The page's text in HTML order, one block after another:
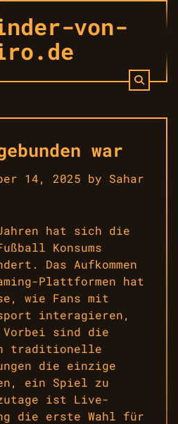
von-
war
14, 2025 by Sahar
hat sich die
Konsums
Das Aufkommen
Plattformen hat
wie Fans mit
interagieren,
sind die
traditionelle
die einzige
ein Spiel zu
ist Live-
die erste Wahl für